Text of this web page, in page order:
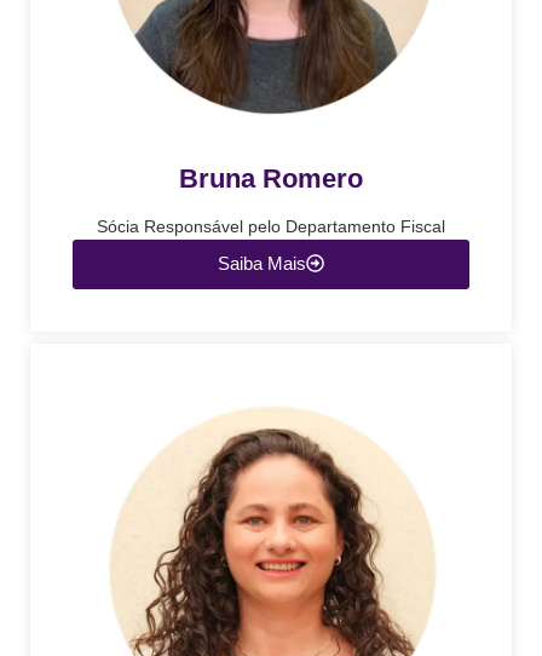
Bruna Romero
Sócia Responsável pelo Departamento Fiscal
Saiba Mais